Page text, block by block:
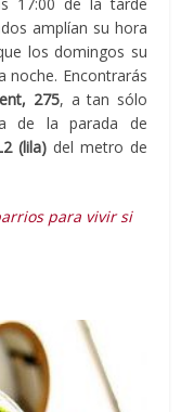
amplían su hora
los domingos su
noche. Encontrarás
275, a tan sólo
de la parada de
(lila)del metro de
para vivir si